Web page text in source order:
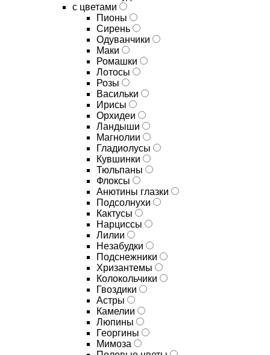
с цветами
Пионы
Сирень
Одуванчики
Маки
Ромашки
Лотосы
Розы
Васильки
Ирисы
Орхидеи
Ландыши
Магнолии
Гладиолусы
Кувшинки
Тюльпаны
Флоксы
Анютины глазки
Подсолнухи
Кактусы
Нарциссы
Лилии
Незабудки
Подснежники
Хризантемы
Колокольчики
Гвоздики
Астры
Камелии
Люпины
Георгины
Мимоза